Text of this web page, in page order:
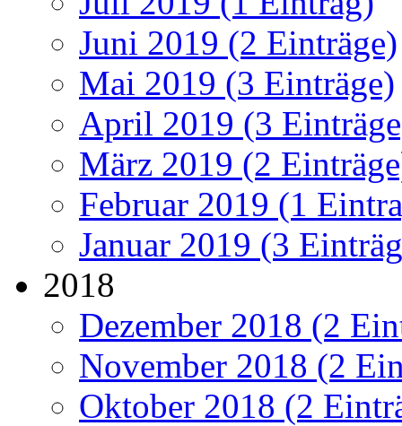
Juni 2019 (2 Einträge)
Mai 2019 (3 Einträge)
April 2019 (3
März 2019 (2
Februar 2019 (1
Januar 2019 (3
2018
Dezember 2018 (2
November 2018 (2
Oktober 2018 (2